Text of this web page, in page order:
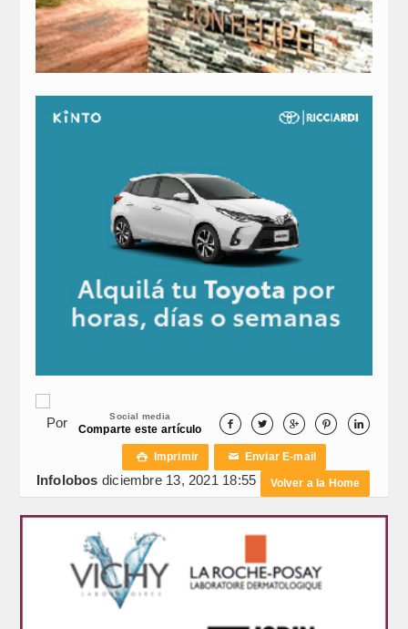
Social media
Comparte este artículo     
 Imprimir ✉ Enviar E-mail
Por
Infolobos diciembre 13, 2021 18:55 Volver a la Home